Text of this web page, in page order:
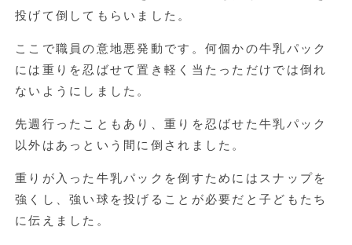
投げて倒してもらいました。
ここで職員の意地悪発動です。何個かの牛乳パック
には重りを忍ばせて置き軽く当たっただけでは倒れ
ないようにしました。
先週行ったこともあり、重りを忍ばせた牛乳パック
以外はあっという間に倒されました。
重りが入った牛乳パックを倒すためにはスナップを
強くし、強い球を投げることが必要だと子どもたち
に伝えました。